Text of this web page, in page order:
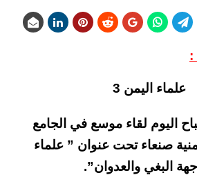
:
اليوم لقاء موسع في الجامع
صنعاء تحت عنوان ” علماء
البغي والعدوان”.